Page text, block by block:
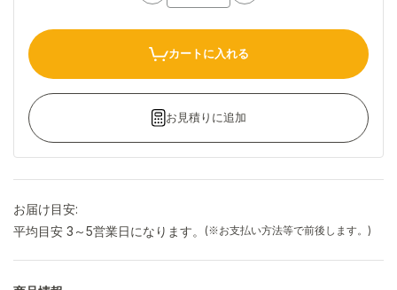
カートに入れる
お見積りに追加
お届け目安:
平均目安 3～5営業日になります。
(※お支払い方法等で前後します。)